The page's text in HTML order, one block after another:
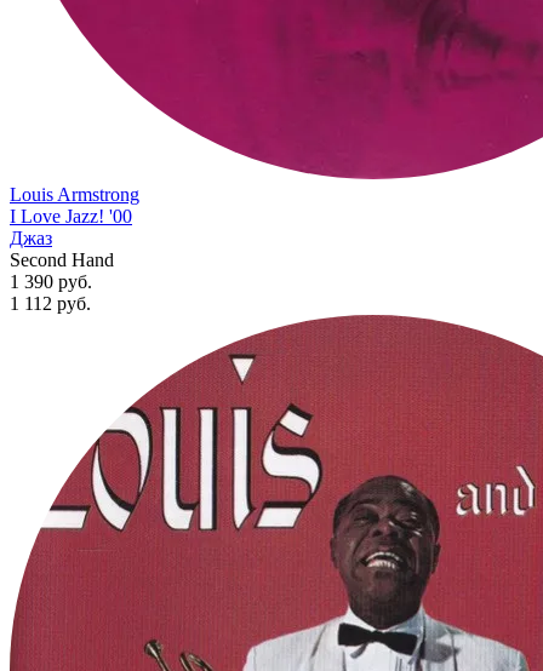
Louis Armstrong
I Love Jazz! '00
Джаз
Second Hand
1 390 руб.
1 112 руб.